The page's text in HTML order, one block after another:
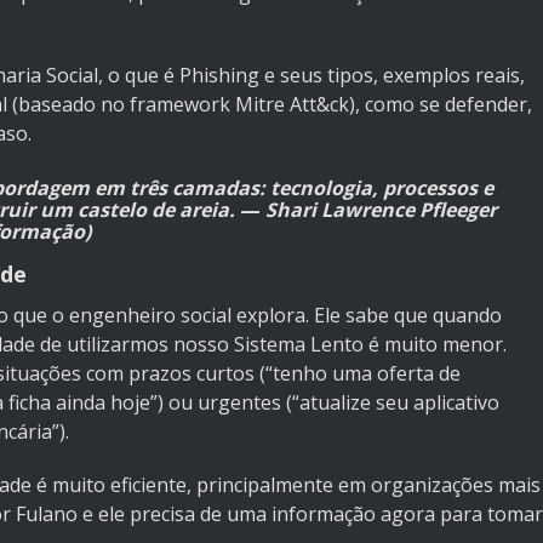
Social, o que é Phishing e seus tipos, exemplos reais,
(baseado no framework Mitre Att&ck), como se defender,
em três camadas: tecnologia, processos e
um castelo de areia. — Shari Lawrence Pfleeger
o engenheiro social explora. Ele sabe que quando
de utilizarmos nosso Sistema Lento é muito menor.
com prazos curtos (“tenho uma oferta de
ainda hoje”) ou urgentes (“atualize seu aplicativo
é muito eficiente, principalmente em organizações mais
Fulano e ele precisa de uma informação agora para tomar